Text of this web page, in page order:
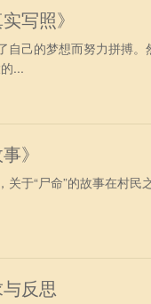
写照》
自己的梦想而努力拼搏
...
》
于“尸命”的故事在村民
反思